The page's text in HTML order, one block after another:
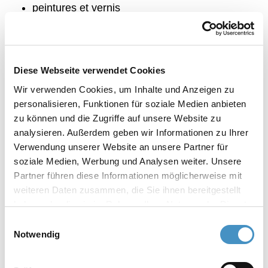
Diese Webseite verwendet Cookies
Wir verwenden Cookies, um Inhalte und Anzeigen zu
personalisieren, Funktionen für soziale Medien anbieten
zu können und die Zugriffe auf unsere Website zu
analysieren. Außerdem geben wir Informationen zu Ihrer
Verwendung unserer Website an unsere Partner für
soziale Medien, Werbung und Analysen weiter. Unsere
Partner führen diese Informationen möglicherweise mit
weiteren Daten zusammen, die Sie ihnen bereitgestellt
haben oder die sie im Rahmen Ihrer Nutzung der Dienste
unsererDatenschutzerklärung Impressum
Notwendig
peintures et vernis
matières plastiques
chimie du bâtiment
électronique
colles
revêtements
pharmacie et cosmétique
microbiologie
agrochimie
céramique etc.
Disperseur DISPERMAT® SCVA6: Les fonctions les